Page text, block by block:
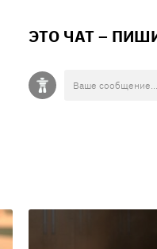
ЭТО ЧАТ –